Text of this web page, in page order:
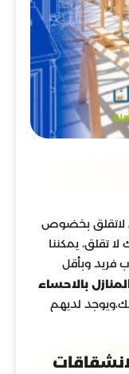
لاتقلق بخضوص
لا تقلق، يمكننا
فريد وبأقل
بالاحساء
لديهم